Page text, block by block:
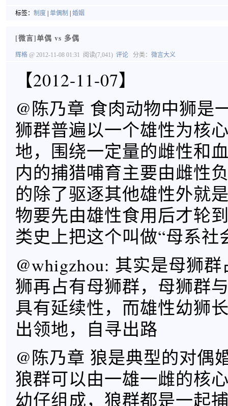
标签： 制度 单偶制 婚姻
[微言]单偶 vs 多偶
辉格 @ 2012-11-08 01:31 阅读(7,041) 评论 分类： 微言大义
【2012-11-07】
@陈乃章 食肉动物中狮是
狮群普遍以一个雄性为核
地，围绕一定量的雌性和
内的捕猎哺育主要由雌性
的除了驱逐其他雄性外就
物要先由雄性食用后才轮
类史上把这个叫做“母系社
@whigzhou: 其实是母狮
狮再占有母狮群，母狮群
具有延续性，而雄性幼狮
出领地，自寻出路
@陈乃章 狼是典型的对偶
狼群可以由一雄一雌的核
幼仔组成，狼群都是一起